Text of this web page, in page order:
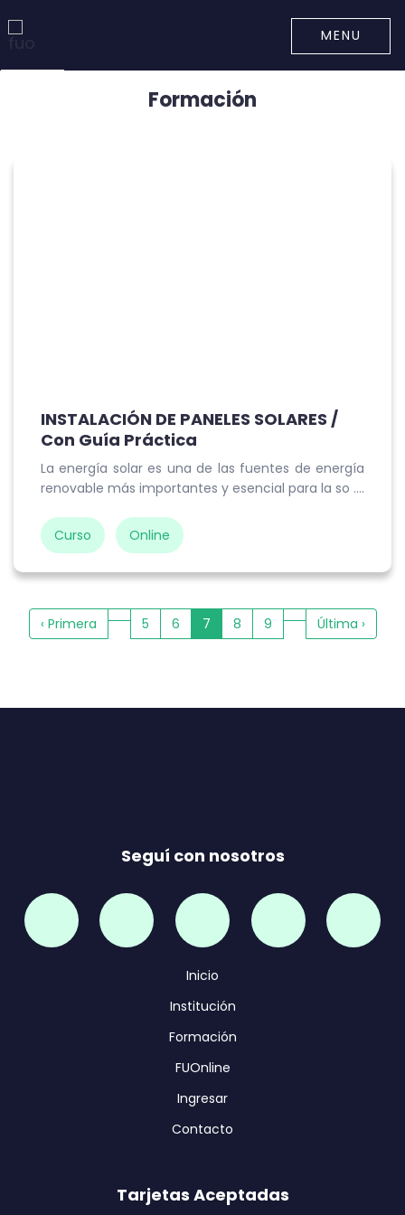
MENU
Formación
INSTALACIÓN DE PANELES SOLARES /
Con Guía Práctica
La energía solar es una de las fuentes de energía
renovable más importantes y esencial para la so ....
Curso Online
‹ Primera 5 6 7 8 9 Última ›
Seguí con nosotros
Inicio
Institución
Formación
FUOnline
Ingresar
Contacto
Tarjetas Aceptadas